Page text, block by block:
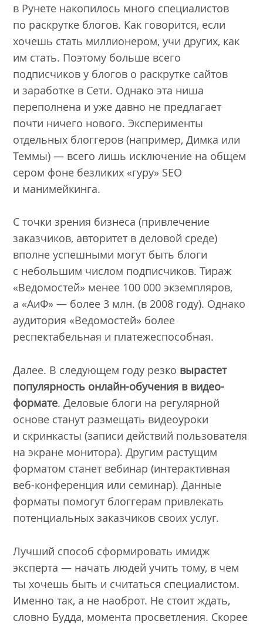
в Рунете накопилось много специалистов
по раскрутке блогов. Как говорится, если
хочешь стать миллионером, учи других, как
им стать. Поэтому больше всего
подписчиков у блогов о раскрутке сайтов
и заработке в Сети. Однако эта ниша
переполнена и уже давно не предлагает
почти ничего нового. Эксперименты
отдельных блоггеров (например, Димка или
Теммы) — всего лишь исключение на общем
сером фоне безликих «гуру» SEO
и манимейкинга.
С точки зрения бизнеса (привлечение
заказчиков, авторитет в деловой среде)
вполне успешными могут быть блоги
с небольшим числом подписчиков. Тираж
«Ведомостей» менее 100 000 экземпляров,
а «АиФ» — более 3 млн. (в 2008 году). Однако
аудитория «Ведомостей» более
респектабельная и платежеспособная.
Далее. В следующем году резко вырастет
популярность онлайн-обучения в видео-
формате. Деловые блоги на регулярной
основе станут размещать видеоуроки
и скринкасты (записи действий пользователя
на экране монитора). Другим растущим
форматом станет вебинар (интерактивная
веб-конференция или семинар). Данные
форматы помогут блоггерам привлекать
потенциальных заказчиков своих услуг.
Лучший способ сформировать имидж
эксперта — начать людей учить тому, в чем
ты хочешь быть и считаться специалистом.
Именно так, а не наоброт. Не стоит ждать,
словно Будда, момента просветления. Скорее